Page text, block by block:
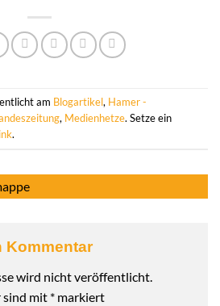
am Blogartikel, Hamer -
, Medienhetze. Setze ein
.
Kommentar
wird nicht veröffentlicht.
sind mit * markiert